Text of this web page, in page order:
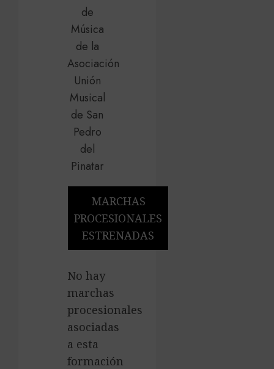
MARCHAS
PROCESIONALES
ESTRENADAS
No hay
marchas
procesionales
asociadas
a esta
formación